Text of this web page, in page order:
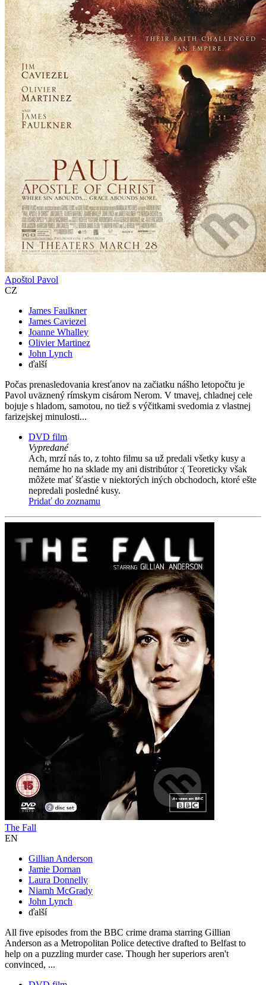
Apoštol Pavol
CZ
James Faulkner
James Caviezel
Joanne Whalley
Olivier Martinez
John Lynch
ďalší
Počas prenasledovania kresťanov na začiatku nášho letopočtu je
Pavol uväznený rímskym cisárom Nerom. V tmavej, chladnej cele
bojuje s hladom, samotou, no tiež s výčitkami svedomia z vlastnej
farizejskej minulosti...
DVD film
Vypredané
Ach, mrzí nás to, z tohto filmu sa už predali všetky kusy a
nemáme ho na sklade my ani distribútor :( Teoreticky však
môžete mať šťastie v niektorých iných obchodoch, ktoré ešte
nepredali posledné kusy.
Pridať do zoznamu
The Fall
EN
Gillian Anderson
Jamie Dornan
Laura Donnelly
Niamh McGrady
John Lynch
ďalší
All five episodes from the BBC crime drama starring Gillian
Anderson as a Metropolitan Police detective drafted to Belfast to
help on a puzzling murder case. Though her superiors aren't
convinced, ...